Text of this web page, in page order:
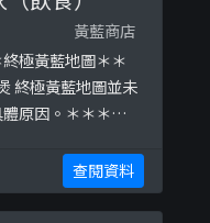
黃藍商店
極黃藍地圖＊＊
終極黃藍地圖並未
原因。＊＊＊和
辣雞煲自家制手
藍馬之城2樓銅鑼
業街4號The
查閱資料